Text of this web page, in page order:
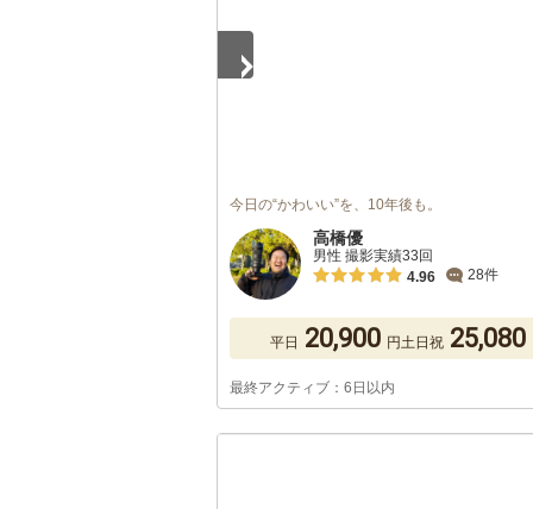
今日の“かわいい”を、10年後も。
高橋優
男性 撮影実績33回
4.96
28件
平日 20,900 円土日祝 25,080
最終アクティブ：6日以内